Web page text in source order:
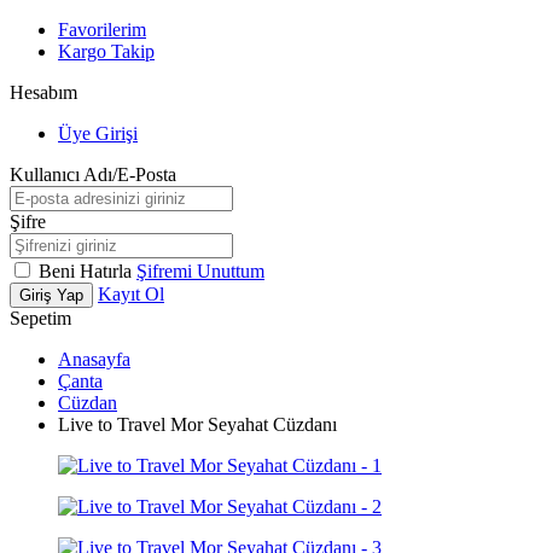
Favorilerim
Kargo Takip
Hesabım
Üye Girişi
Kullanıcı Adı/E-Posta
Şifre
Beni Hatırla Şifremi Unuttum
Giriş Yap
Kayıt Ol
Sepetim
Anasayfa
Çanta
Cüzdan
Live to Travel Mor Seyahat Cüzdanı